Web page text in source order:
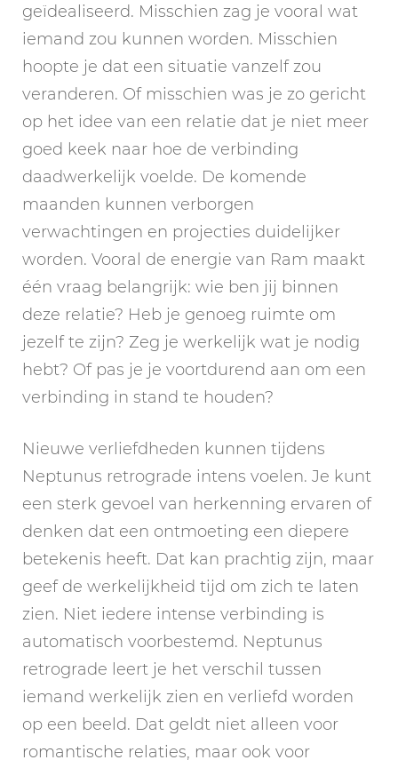
geïdealiseerd. Misschien zag je vooral wat
iemand zou kunnen worden. Misschien
hoopte je dat een situatie vanzelf zou
veranderen. Of misschien was je zo gericht
op het idee van een relatie dat je niet meer
goed keek naar hoe de verbinding
daadwerkelijk voelde. De komende
maanden kunnen verborgen
verwachtingen en projecties duidelijker
worden. Vooral de energie van Ram maakt
één vraag belangrijk: wie ben jij binnen
deze relatie? Heb je genoeg ruimte om
jezelf te zijn? Zeg je werkelijk wat je nodig
hebt? Of pas je je voortdurend aan om een
verbinding in stand te houden?
Nieuwe verliefdheden kunnen tijdens
Neptunus retrograde intens voelen. Je kunt
een sterk gevoel van herkenning ervaren of
denken dat een ontmoeting een diepere
betekenis heeft. Dat kan prachtig zijn, maar
geef de werkelijkheid tijd om zich te laten
zien. Niet iedere intense verbinding is
automatisch voorbestemd. Neptunus
retrograde leert je het verschil tussen
iemand werkelijk zien en verliefd worden
op een beeld. Dat geldt niet alleen voor
romantische relaties, maar ook voor